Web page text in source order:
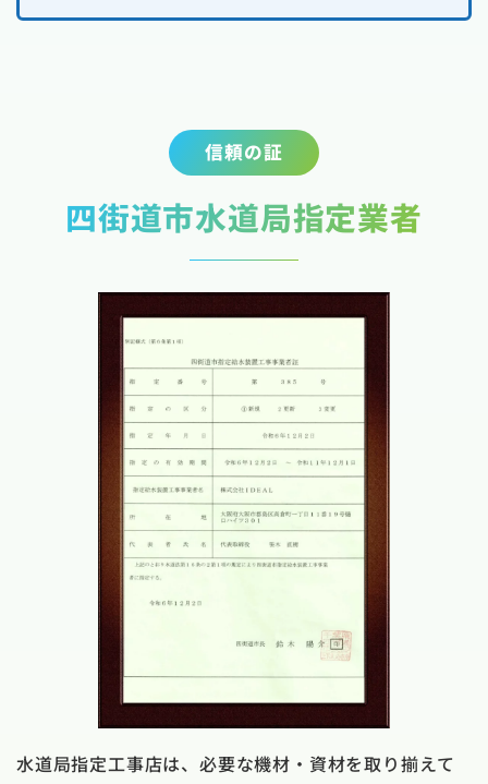
信頼の証
四街道市水道局指定業者
水道局指定工事店は、必要な機材・資材を取り揃えて